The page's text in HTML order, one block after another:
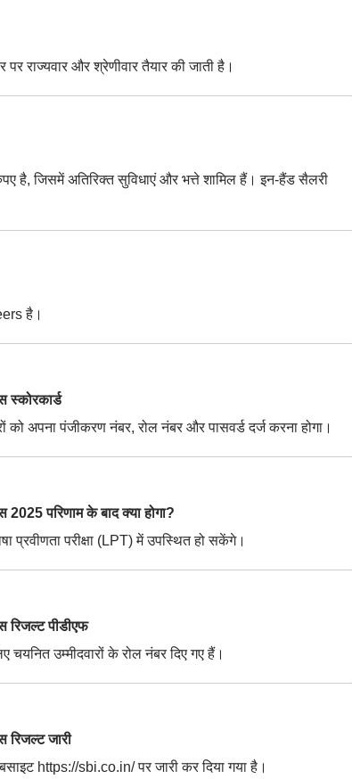
राज्यवार और श्रेणीवार तैयार की जाती है।
है, जिसमें अतिरिक्त सुविधाएं और भत्ते शामिल हैं। इन-हैंड सैलरी
है।
अपना पंजीकरण नंबर, रोल नंबर और पासवर्ड दर्ज करना होगा।
परिणाम के बाद क्या होगा?
प्रवीणता परीक्षा (LPT) में उपस्थित हो सकेंगे।
पीडीएफ
उम्मीदवारों के रोल नंबर दिए गए हैं।
जारी
https://sbi.co.in/ पर जारी कर दिया गया है।